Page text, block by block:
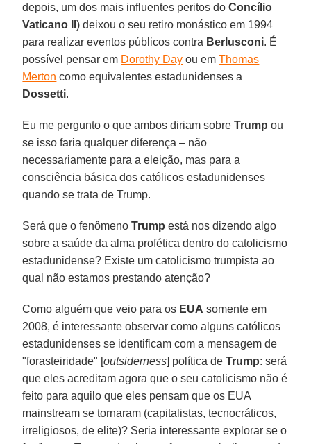
depois, um dos mais influentes peritos doConcílio
Vaticano II) deixou o seu retiro monástico em 1994
para realizar eventos públicos contra Berlusconi. É
possível pensar em Dorothy Day ou emThomas
Merton como equivalentes estadunidenses a
Dossetti.
Eu me pergunto o que ambos diriam sobreTrump ou
se isso faria qualquer diferença – não
necessariamente para a eleição, mas para a
consciência básica dos católicos estadunidenses
quando se trata de Trump.
Será que o fenômenoTrump está nos dizendo algo
sobre a saúde da alma profética dentro do catolicismo
estadunidense? Existe um catolicismo trumpista ao
qual não estamos prestando atenção?
Como alguém que veio para os EUA somente em
2008, é interessante observar como alguns católicos
estadunidenses se identificam com a mensagem de
"forasteiridade" [outsiderness] política deTrump: será
que eles acreditam agora que o seu catolicismo não é
feito para aquilo que eles pensam que os EUA
mainstream se tornaram (capitalistas, tecnocráticos,
irreligiosos, de elite)? Seria interessante explorar se o